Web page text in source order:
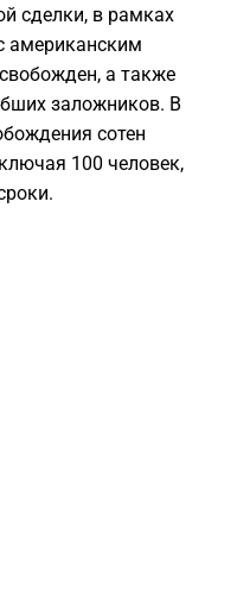
сделки, в рамках
американским
а также
заложников. В
сотен
100 человек,